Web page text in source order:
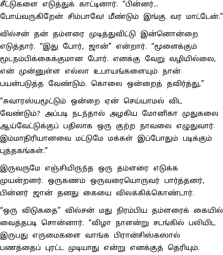
சீட்டுகளை எடுத்துக் காட்டினார். “பின்னர்...
போய்வருகிறேன் சிம்பாவே! மீண்டும் இங்கு வர மாட்டேன்.”
வில்சன் தன் தம்ளரை முடித்துவிட்டு இன்னொன்றை
எடுத்தார். “இது போர், ஜான்” என்றார். “மூளைக்கும்
மூடநம்பிக்கைக்குமான போர். எனக்கு வேறு வழியில்லை,
என் முன்னுள்ள எல்லா உபாயங்களையும் நான்
பயன்படுத்த வேண்டும். கொலை ஒன்றைத் தவிர்த்து,”
“சுவாரஸ்யமூட்டும் ஒன்றை ஏன் செய்யாமல் விட
வேண்டும்? அப்படி நடந்தால் அழகிய மோனிகா முதுகலை
ஆய்வேட்டுக்குப் பதிலாக ஒரு குற்ற நாவலை எழுதுவார்.
இம்மாதிரியானவை மட்டுமே மக்கள் இப்போதும் படிக்கும்
புத்தகங்கள்.”
இருவருமே எஞ்சியிருந்த ஒரு தம்ளரை எடுக்க
முயன்றனர். ஒருகணம் ஒருவரையொருவர் பார்த்தனர்,
பின்னர் ஜான் தனது கையை விலக்கிக்கொண்டார்.
“ஒரு விடுகதை” வில்சன் மது நிரம்பிய தம்ளரைக் கையில்
வைத்தபடி சொன்னார். “விழா நாளன்று சடங்கில் பலியிட
இருபது எருமைகளை வாங்க பிரான்சிஸ்கஸால்
பணத்தைப் புரட்ட முடியாது என்று எனக்குத் தெரியும்.